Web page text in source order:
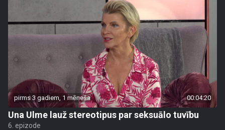
pirms 3 gadiem, 1 mēneša 00:04:20
Una Ulme lauž stereotipus par seksuālo tuvību
6. epizode